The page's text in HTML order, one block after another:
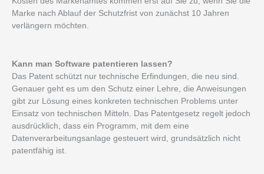
Marke nach Ablauf der Schutzfrist von zunächst 10 Jahren
verlängern möchten.
Kann man Software patentieren lassen?
Das Patent schützt nur technische Erfindungen, die neu sind.
Genauer geht es um den Schutz einer Lehre, die Anweisungen
gibt zur Lösung eines konkreten technischen Problems unter
Einsatz von technischen Mitteln. Das Patentgesetz regelt jedoch
ausdrücklich, dass ein Programm, mit dem eine
Datenverarbeitungsanlage gesteuert wird, grundsätzlich nicht
patentfähig ist.